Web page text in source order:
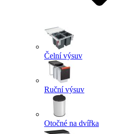
Čelní výsuv
Ruční výsuv
Otočné na dvířka